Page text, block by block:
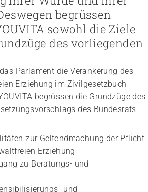
gestalten
umsetzen
Institution
begrüssen
sowohl die Ziele
des vorliegenden
Parlament die Verankerung des
Erziehung im Zivilgesetzbuch
begrüssen die Grundzüge des
des Bundesrats:
zur Geltendmachung der Pflicht
Erziehung
zu Beratungs- und
und